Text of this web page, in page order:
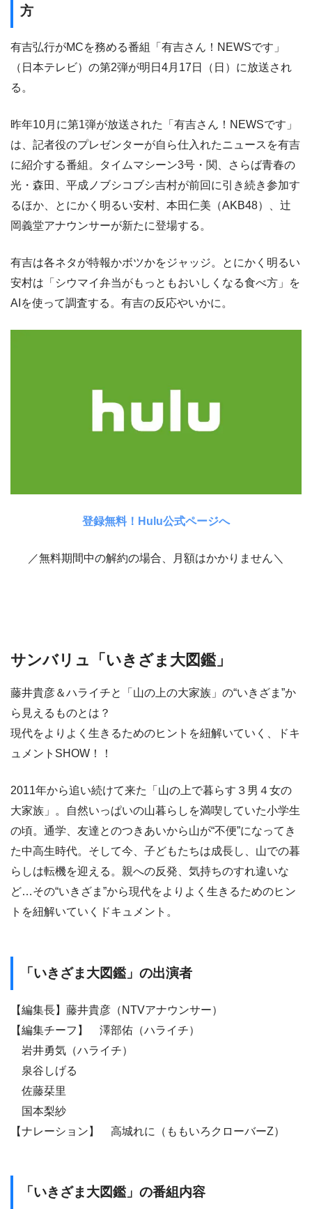
方
有吉弘行がMCを務める番組「有吉さん！NEWSです」
（日本テレビ）の第2弾が明日4月17日（日）に放送され
る。
昨年10月に第1弾が放送された「有吉さん！NEWSです」
は、記者役のプレゼンターが自ら仕入れたニュースを有吉
に紹介する番組。タイムマシーン3号・関、さらば青春の
光・森田、平成ノブシコブシ吉村が前回に引き続き参加す
るほか、とにかく明るい安村、本田仁美（AKB48）、辻
岡義堂アナウンサーが新たに登場する。
有吉は各ネタが特報かボツかをジャッジ。とにかく明るい
安村は「シウマイ弁当がもっともおいしくなる食べ方」を
AIを使って調査する。有吉の反応やいかに。
登録無料！Hulu公式ページへ
／無料期間中の解約の場合、月額はかかりません＼
サンバリュ「いきざま大図鑑」
藤井貴彦＆ハライチと「山の上の大家族」の“いきざま”か
ら見えるものとは？
現代をよりよく生きるためのヒントを紐解いていく、ドキ
ュメントSHOW！！
2011年から追い続けて来た「山の上で暮らす３男４女の
大家族」。自然いっぱいの山暮らしを満喫していた小学生
の頃。通学、友達とのつきあいから山が“不便”になってき
た中高生時代。そして今、子どもたちは成長し、山での暮
らしは転機を迎える。親への反発、気持ちのすれ違いな
ど…その“いきざま”から現代をよりよく生きるためのヒン
トを紐解いていくドキュメント。
「いきざま大図鑑」の出演者
【編集長】藤井貴彦（NTVアナウンサー）
【編集チーフ】 澤部佑（ハライチ）
岩井勇気（ハライチ）
泉谷しげる
佐藤栞里
国本梨紗
【ナレーション】 高城れに（ももいろクローバーZ）
「いきざま大図鑑」の番組内容